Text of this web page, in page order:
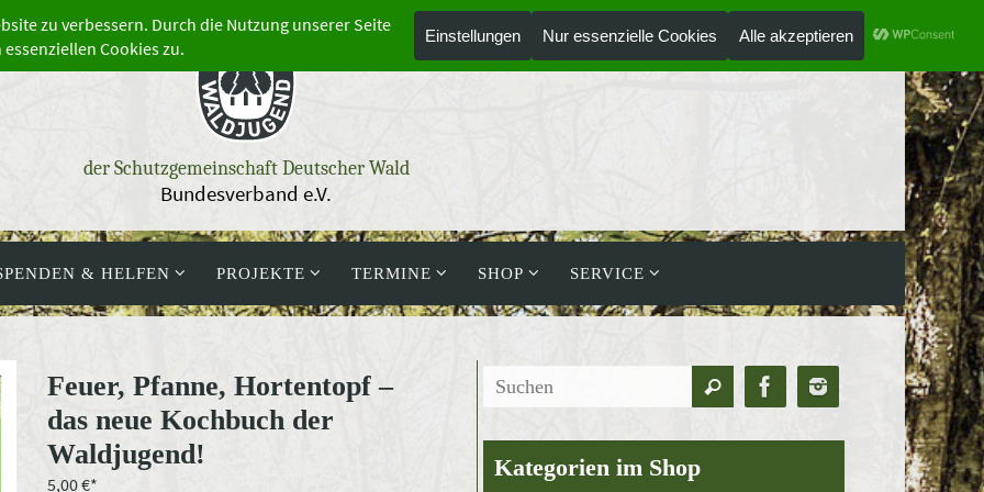
der Schutzgemeinschaft Deutscher Wald
Bundesverband e.V.
& HELFEN PROJEKTE TERMINE SHOP SERVICE
Feuer, Pfanne, Hortentopf –
das neue Kochbuch der
Waldjugend!
5,00€
Suchen
nach:
Suchen
Kategorien im Shop